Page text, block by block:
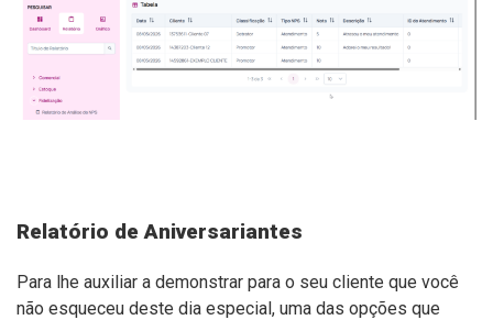
Relatório de Aniversariantes
Para lhe auxiliar a demonstrar para o seu cliente que você
não esqueceu deste dia especial, uma das opções que